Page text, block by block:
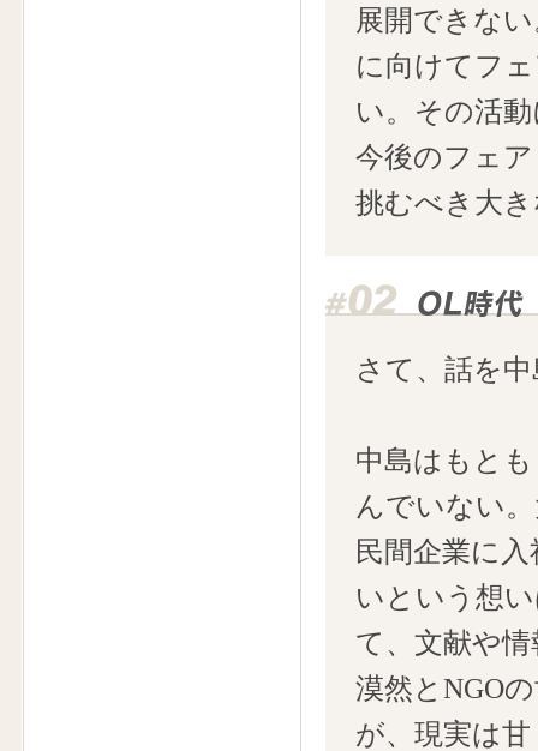
展開できな
に向けてフ
い。その活
今後のフェ
挑むべき大
さて、話を
中島はもと
んでいない
民間企業に
いという想
て、文献や
漠然とNGO
が、現実は